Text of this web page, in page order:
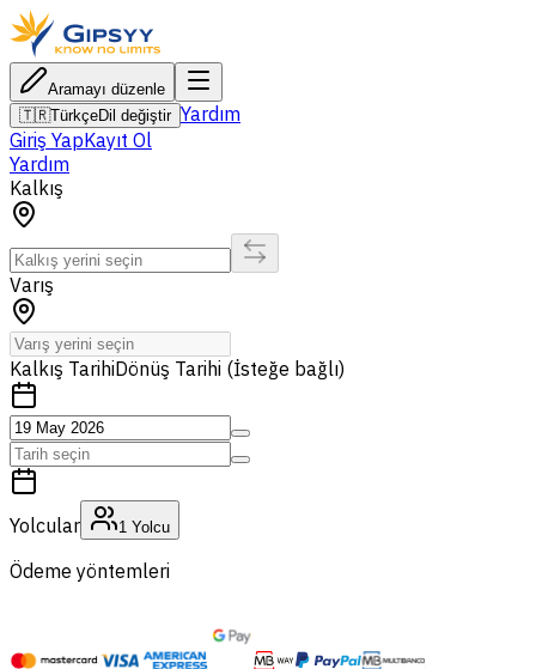
Aramayı düzenle
🇹🇷TürkçeDil değiştir Yardım
Giriş YapKayıt Ol
Yardım
Kalkış
Varış
Kalkış TarihiDönüş Tarihi (İsteğe bağlı)
Yolcular 1 Yolcu
Ödeme yöntemleri